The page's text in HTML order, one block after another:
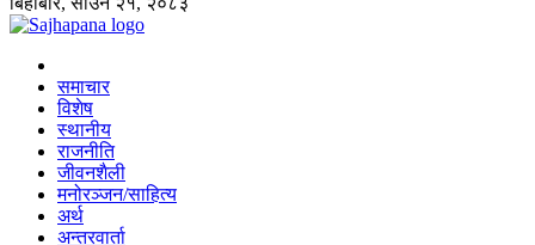
समाचार
विशेष
स्थानीय
राजनीति
जीवनशैली
मनोरञ्जन/साहित्य
अर्थ
अन्तरवार्ता